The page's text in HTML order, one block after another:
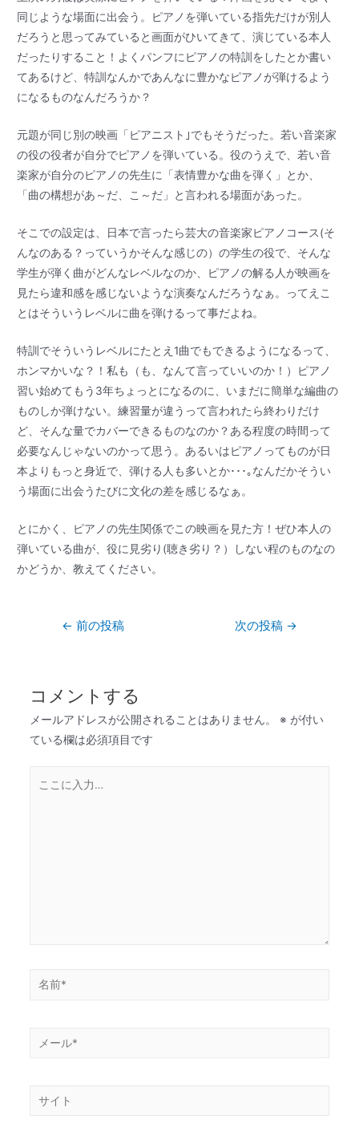
同じような場面に出会う。ピアノを弾いている指先だけが別人
だろうと思ってみていると画面がひいてきて、演じている本人
だったりすること！よくパンフにピアノの特訓をしたとか書い
てあるけど、特訓なんかであんなに豊かなピアノが弾けるよう
になるものなんだろうか？
元題が同じ別の映画「ピアニスト｣でもそうだった。若い音楽家
の役の役者が自分でピアノを弾いている。役のうえで、若い音
楽家が自分のピアノの先生に「表情豊かな曲を弾く」とか、
「曲の構想があ～だ、こ～だ」と言われる場面があった。
そこでの設定は、日本で言ったら芸大の音楽家ピアノコース(そ
んなのある？っていうかそんな感じの）の学生の役で、そんな
学生が弾く曲がどんなレベルなのか、ピアノの解る人が映画を
見たら違和感を感じないような演奏なんだろうなぁ。ってえこ
とはそういうレベルに曲を弾けるって事だよね。
特訓でそういうレベルにたとえ1曲でもできるようになるって、
ホンマかいな？！私も（も、なんて言っていいのか！）ピアノ
習い始めてもう3年ちょっとになるのに、いまだに簡単な編曲の
ものしか弾けない。練習量が違うって言われたら終わりだけ
ど、そんな量でカバーできるものなのか？ある程度の時間って
必要なんじゃないのかって思う。あるいはピアノってものが日
本よりもっと身近で、弾ける人も多いとか･･･｡なんだかそうい
う場面に出会うたびに文化の差を感じるなぁ。
とにかく、ピアノの先生関係でこの映画を見た方！ぜひ本人の
弾いている曲が、役に見劣り(聴き劣り？）しない程のものなの
かどうか、教えてください。
← 前の投稿 次の投稿 →
コメントする
メールアドレスが公開されることはありません。 ※ が付い
ている欄は必須項目です